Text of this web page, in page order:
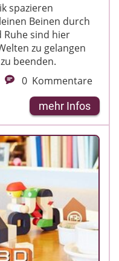
spazieren
Beinen durch
Ruhe sind hier
zu gelangen
beenden.
0 Kommentare
mehr Infos